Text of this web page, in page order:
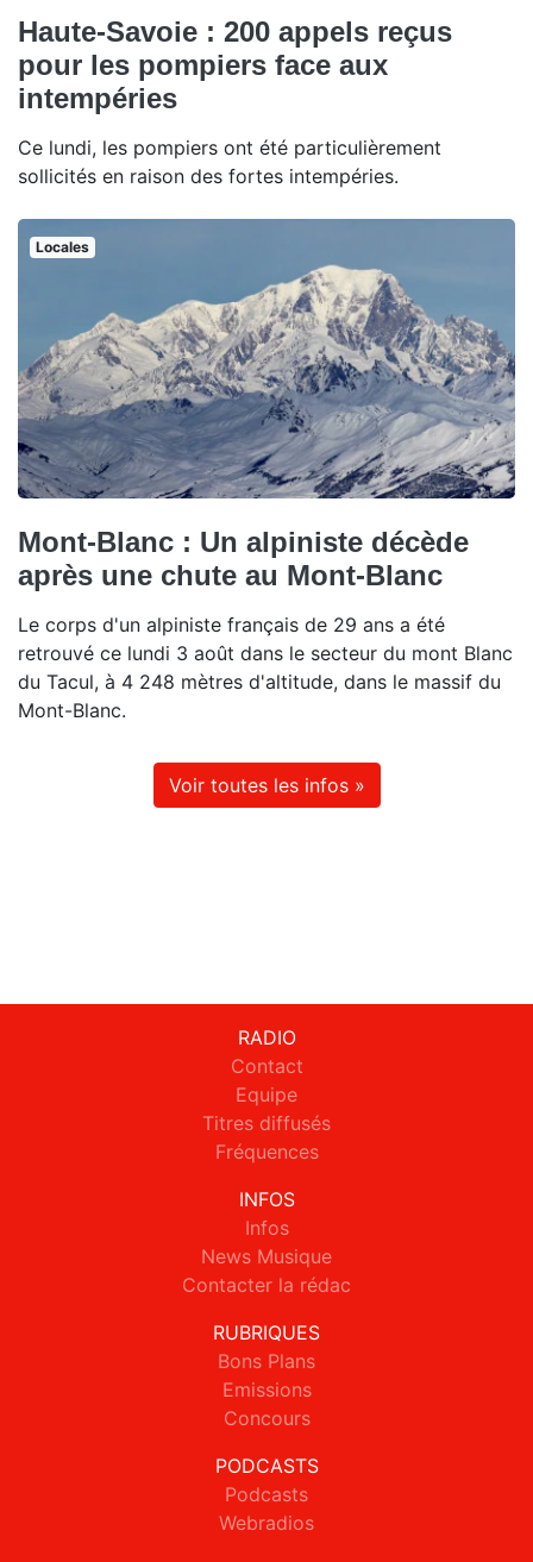
Haute-Savoie : 200 appels reçus
pour les pompiers face aux
intempéries
Ce lundi, les pompiers ont été particulièrement
sollicités en raison des fortes intempéries.
Locales
Mont-Blanc : Un alpiniste décède
après une chute au Mont-Blanc
Le corps d'un alpiniste français de 29 ans a été
retrouvé ce lundi 3 août dans le secteur du mont Blanc
du Tacul, à 4 248 mètres d'altitude, dans le massif du
Mont-Blanc.
Voir toutes les infos »
RADIO
Contact
Equipe
Titres diffusés
Fréquences
INFOS
Infos
News Musique
Contacter la rédac
RUBRIQUES
Bons Plans
Emissions
Concours
PODCASTS
Podcasts
Webradios